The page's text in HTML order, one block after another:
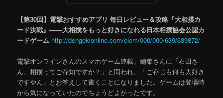
【第30回】電撃おすすめアプリ 毎日レビュー＆攻略『大相撲カ
ード決戦』――大相撲をもっと好きになれる日本相撲協会公認カ
ードゲーム http://dengekionline.com/elem/000/000/639/639872/
電撃オンラインさんのスマホゲーム連載。編集さんに「石田さ
ん、相撲ってご存知ですか？」と問われ、「ご存じも何も大好き
ですやん」とお答えして書くことになりました。ゲームは登場時
から気になっていたのでちょうどよかったです。